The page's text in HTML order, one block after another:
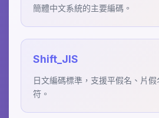
簡體中文系統的主要編碼。
Shift_JIS
日文編碼標準，支援平假名、片
符。